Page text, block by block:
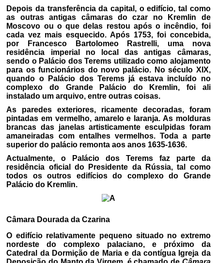
Depois da transferência da capital, o edifício, tal como
as outras antigas câmaras do czar no Kremlin de
Moscovo ou o que delas restou após o incêndio, foi
cada vez mais esquecido. Após 1753, foi concebida,
por Francesco Bartolomeo Rastrelli, uma nova
residência imperial no local das antigas câmaras,
sendo o Palácio dos Terems utilizado como alojamento
para os funcionários do novo palácio. No século XIX,
quando o Palácio dos Terems já estava incluído no
complexo do Grande Palácio do Kremlin, foi ali
instalado um arquivo, entre outras coisas.
As paredes exteriores, ricamente decoradas, foram
pintadas em vermelho, amarelo e laranja. As molduras
brancas das janelas artisticamente esculpidas foram
amaneiradas com entalhes vermelhos. Toda a parte
superior do palácio remonta aos anos 1635-1636.
Actualmente, o Palácio dos Terems faz parte da
residência oficial do Presidente da Rússia, tal como
todos os outros edifícios do complexo do Grande
Palácio do Kremlin.
Câmara Dourada da Czarina
O edifício relativamente pequeno situado no extremo
nordeste do complexo palaciano, e próximo da
Catedral da Dormição de Maria e da contígua Igreja da